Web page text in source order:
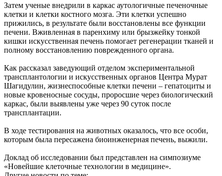
Затем ученые внедрили в каркас аутологичные печеночные
клетки и клетки костного мозга. Эти клетки успешно
прижились, в результате были восстановлены все функции
печени. Вживленная в паренхиму или брызжейку тонкой
кишки искусственная печень помогает регенерации тканей и
полному восстановлению поврежденного органа.
Как рассказал заведующий отделом экспериментальной
трансплантологии и искусственных органов Центра Мурат
Шагидулин, жизнеспособные клетки печени – гепатоциты и
новые кровеносные сосуды, проросшие через биологический
каркас, были выявлены уже через 90 суток после
трансплантации.
В ходе тестирования на животных оказалось, что все особи,
которым была пересажена биоинженерная печень, выжили.
Доклад об исследовании был представлен на симпозиуме
«Новейшие клеточные технологии в медицине».